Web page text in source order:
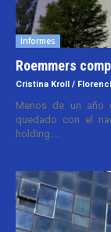
Informes
Roemmers
Cristina Kroll /
Menos de un año
quedado con el
holding....